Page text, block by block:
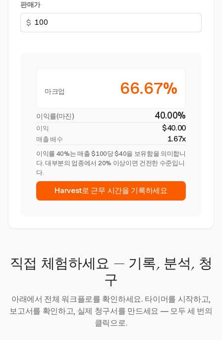
판매가
$
마크업 66.67%
이익률(마진) 40.00%
이익 $40.00
매출 배수 1.67x
이익률 40%는 매출 $100당 $40을 보유함을 의미합니
다. 대부분의 업종에서 20% 이상이면 건전한 수준입니
다.
Harvest로 근무 시간을 기록하세요
직접 체험하세요 — 기록, 분석, 청
구
아래에서 전체 워크플로를 확인하세요. 타이머를 시작하고,
보고서를 확인하고, 실제 청구서를 만드세요 — 모두 세 번의
클릭으로.